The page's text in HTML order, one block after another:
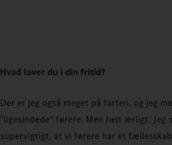
Hvad laver du i din fritid?
Der er jeg også meget på farten, og jeg
"ligesindede" førere. Men helt ærligt: Jeg
supervigtigt, at vi førere har et